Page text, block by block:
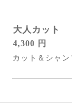
大人カット
4,300 円
カット＆シャ